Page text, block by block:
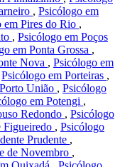
, Psicólogo em
em Pires do Rio ,
, Psicólogo em Poços
em Ponta Grossa ,
Nova , Psicólogo em
Psicólogo em Porteiras ,
União , Psicólogo
em Potengi ,
Redondo , Psicólogo
Figueiredo , Psicólogo
Prudente ,
de Novembro ,